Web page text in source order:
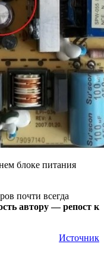
блоке питания
почти всегда
автору — репост к
Источник